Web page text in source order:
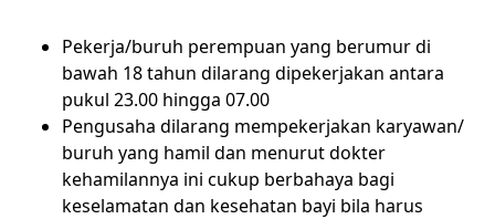
Pekerja/buruh perempuan yang berumur di
bawah 18 tahun dilarang dipekerjakan antara
pukul 23.00 hingga 07.00
Pengusaha dilarang mempekerjakan karyawan/
buruh yang hamil dan menurut dokter
kehamilannya ini cukup berbahaya bagi
keselamatan dan kesehatan bayi bila harus